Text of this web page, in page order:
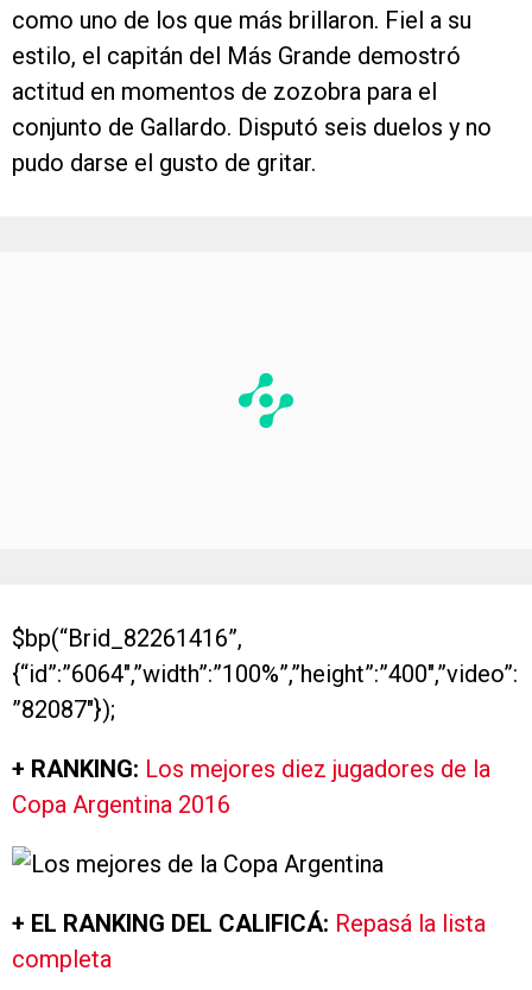
como uno de los que más brillaron. Fiel a su
estilo, el capitán del Más Grande demostró
actitud en momentos de zozobra para el
conjunto de Gallardo. Disputó seis duelos y no
pudo darse el gusto de gritar.
$bp(“Brid_82261416”,
{“id”:”6064″,”width”:”100%”,”height”:”400″,”video”:
”82087″});
+ RANKING: Los mejores diez jugadores de la
Copa Argentina 2016
+ EL RANKING DEL CALIFICÁ: Repasá la lista
completa